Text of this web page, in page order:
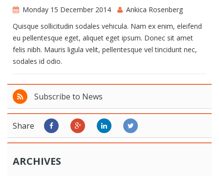
Monday 15 December 2014
Ankica Rosenberg
Quisque sollicitudin sodales vehicula. Nam ex enim, eleifend
eu pellentesque eget, aliquet eget ipsum. Donec sit amet
felis nibh. Mauris ligula velit, pellentesque vel tincidunt nec,
sodales id odio.
Subscribe to News
Share
ARCHIVES